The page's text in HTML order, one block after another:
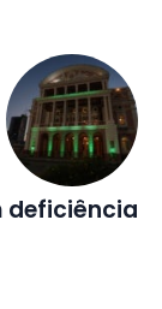
deficiência